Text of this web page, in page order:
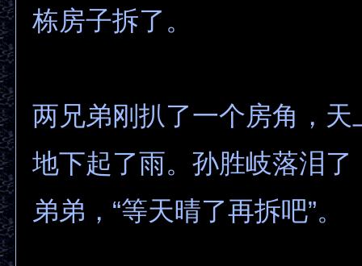
栋房子拆了。
两兄弟刚扒了一个房角，天
地下起了雨。孙胜岐落泪了
弟弟，“等天晴了再拆吧”。